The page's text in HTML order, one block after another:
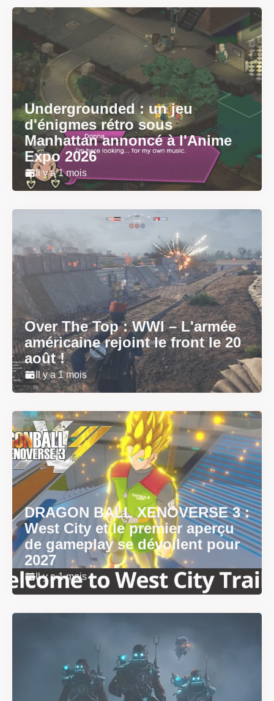
Undergrounded : un jeu
d'énigmes rétro sous
Manhattan annoncé à l'Anime
Expo 2026
Il y a 1 mois
Over The Top : WWI – L'armée
américaine rejoint le front le 20
août !
Il y a 1 mois
DRAGON BALL XENOVERSE 3 :
West City et le premier aperçu
de gameplay se dévoilent pour
2027
Il y a 1 mois